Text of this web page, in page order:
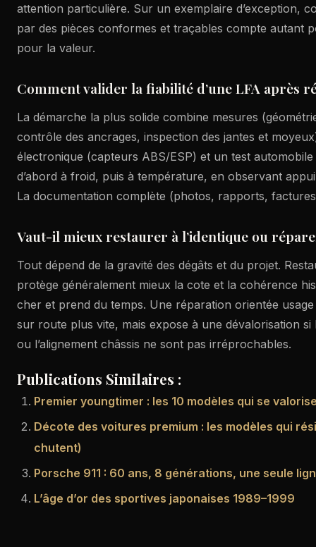
attention particulière. Sur un exemplaire d’exception,
par des pièces conformes et traçables compte autant
pour la valeur.
Comment valider la fiabilité d’une LFA après
La démarche la plus solide combine mesures
contrôle des ancrages, inspection des jantes et
électronique (capteurs ABS/ESP) et un test
d’abord à froid, puis à température, en observant
La documentation complète (photos, rapports,
Vaut-il mieux restaurer à l’identique ou
Tout dépend de la gravité des dégâts et du projet.
protège généralement mieux la cote et la cohérence
cher et prend du temps. Une réparation orientée
sur route plus vite, mais expose à une dévalorisation si
ou l’alignement châssis ne sont pas irréprochables.
Publications Similaires :
Premier youngtimer : les 10 modèles qui se
Décote des voitures premium : les modèles qui
chutent)
Porsche 911 : 60 ans, 8 générations, une seule
L’âge d’or des sportives japonaises 1989–1999